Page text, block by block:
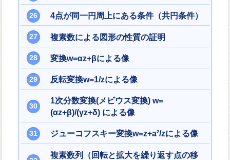
4点が同一円周上にある条件（共円条件）
複素数による図形の性質の証明
変換w=αz+βによる像
反転変換w=1/zによる像
1次分数変換(メビウス変換) w=
(αz+β)/(γz+δ) による像
ジューコフスキー変換w=z+a²/zによる像
複素数列（回転と拡大を繰り返す点の移